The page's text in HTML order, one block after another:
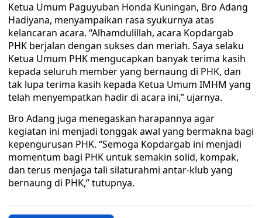
Ketua Umum Paguyuban Honda Kuningan, Bro Adang
Hadiyana, menyampaikan rasa syukurnya atas
kelancaran acara. “Alhamdulillah, acara Kopdargab
PHK berjalan dengan sukses dan meriah. Saya selaku
Ketua Umum PHK mengucapkan banyak terima kasih
kepada seluruh member yang bernaung di PHK, dan
tak lupa terima kasih kepada Ketua Umum IMHM yang
telah menyempatkan hadir di acara ini,” ujarnya.
Bro Adang juga menegaskan harapannya agar
kegiatan ini menjadi tonggak awal yang bermakna bagi
kepengurusan PHK. “Semoga Kopdargab ini menjadi
momentum bagi PHK untuk semakin solid, kompak,
dan terus menjaga tali silaturahmi antar-klub yang
bernaung di PHK,” tutupnya.